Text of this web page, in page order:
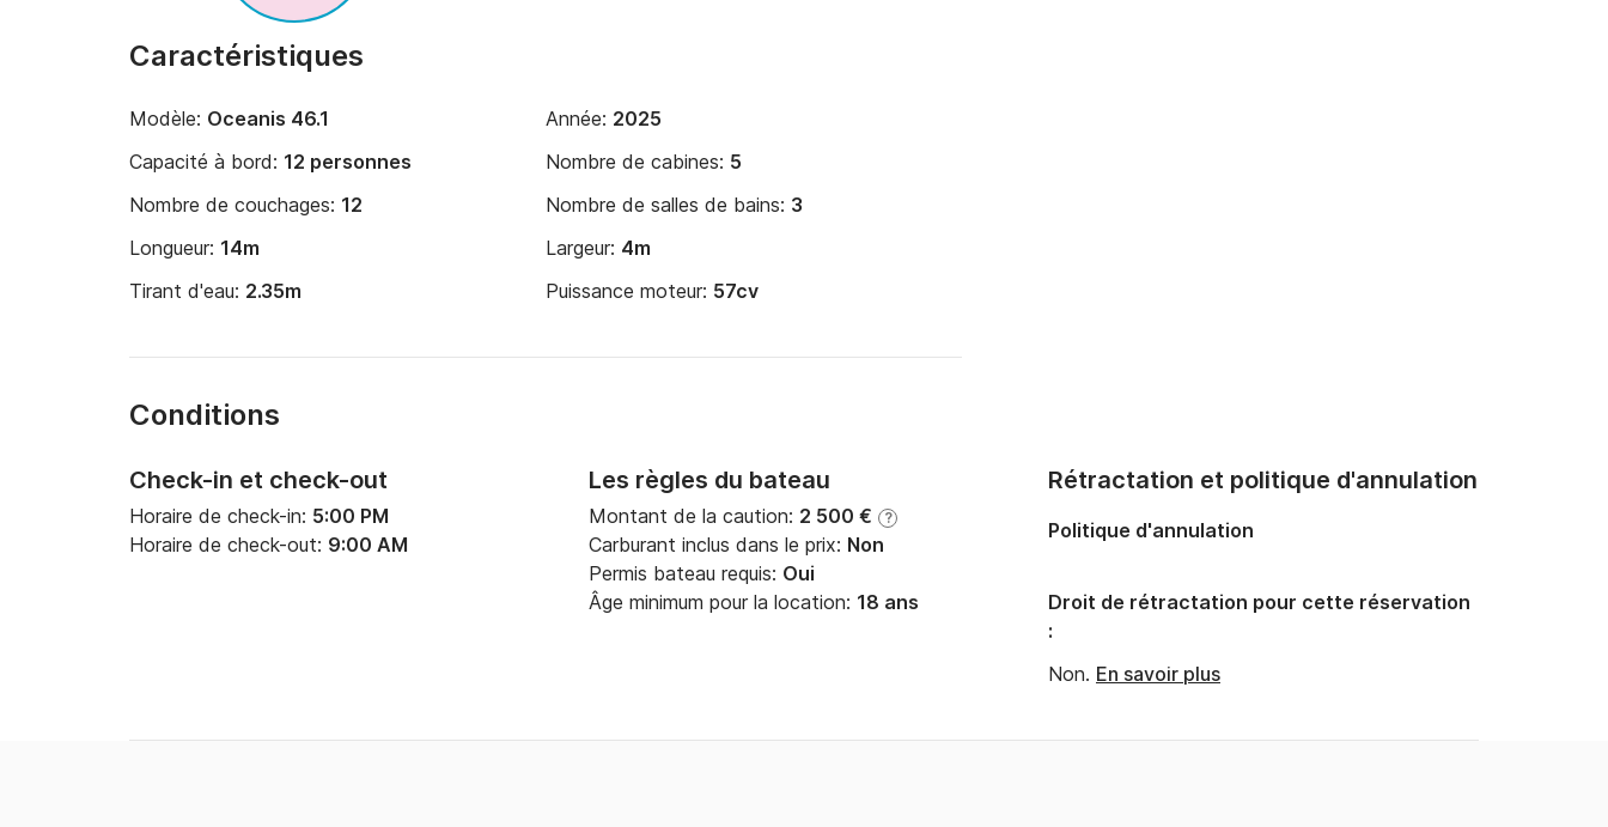
Caractéristiques
Modèle: Oceanis 46.1 Année: 2025
Capacité à bord: 12 personnes Nombre de cabines: 5
Nombre de couchages: 12 Nombre de salles de bains: 3
Longueur: 14m Largeur: 4m
Tirant d'eau: 2.35m Puissance moteur: 57cv
Conditions
Check-in et check-out
Horaire de check-in: 5:00 PM
Horaire de check-out: 9:00 AM
Les règles du bateau
Montant de la caution: 2 500 € ?
Carburant inclus dans le prix: Non
Permis bateau requis: Oui
Âge minimum pour la location: 18 ans
Rétractation et politique d'annulation
Politique d'annulation
Droit de rétractation pour cette réservation
:
Non. En savoir plus